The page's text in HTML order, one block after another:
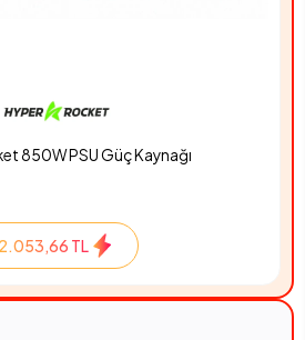
850W PSU Güç Kaynağı
2.053,66 TL